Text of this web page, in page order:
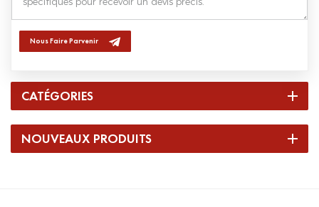
Nous Faire Parvenir
CATÉGORIES
NOUVEAUX PRODUITS